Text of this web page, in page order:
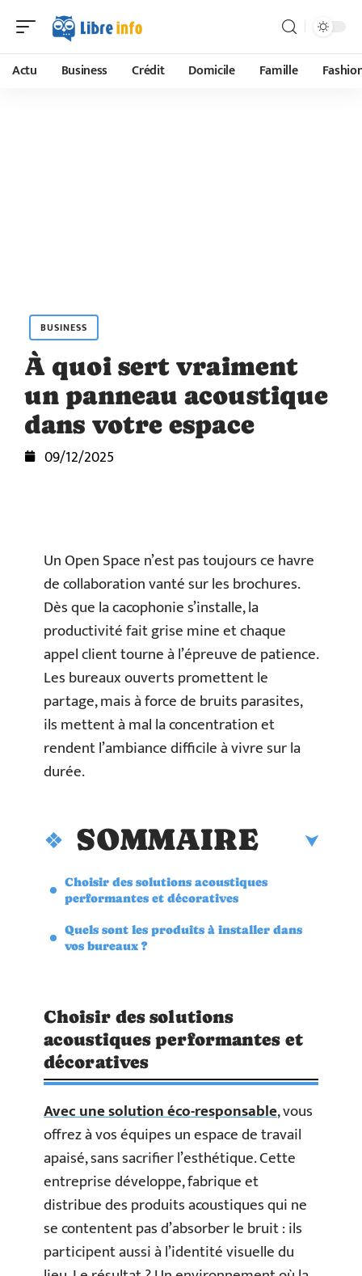
Actu Business Crédit Domicile Famille
BUSINESS
À quoi sert vraiment
un panneau acoustique
dans votre espace
09/12/2025
Un Open Space n’est pas toujours ce havre
de collaboration vanté sur les brochures.
Dès que la cacophonie s’installe, la
productivité fait grise mine et chaque
appel client tourne à l’épreuve de patience.
Les bureaux ouverts promettent le
partage, mais à force de bruits parasites,
ils mettent à mal la concentration et
rendent l’ambiance difficile à vivre sur la
durée.
SOMMAIRE
Choisir des solutions acoustiques
performantes et décoratives
Quels sont les produits à installer dans
vos bureaux ?
Choisir des solutions
acoustiques performantes et
décoratives
Avec une solution éco-responsable, vous
offrez à vos équipes un espace de travail
apaisé, sans sacrifier l’esthétique. Cette
entreprise développe, fabrique et
distribue des produits acoustiques qui ne
se contentent pas d’absorber le bruit : ils
participent aussi à l’identité visuelle du